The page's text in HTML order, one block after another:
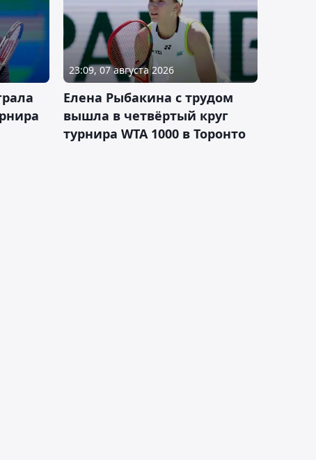
23:09, 07 августа 2026
Елена Рыбакина с трудом
вышла в четвёртый круг
турнира WTA 1000 в Торонто